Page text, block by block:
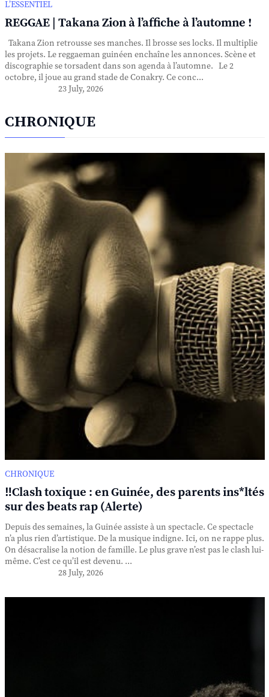
L’ESSENTIEL
REGGAE | Takana Zion à l’affiche à l’automne !
Takana Zion retrousse ses manches. Il brosse ses locks. Il multiplie
les projets. Le reggaeman guinéen enchaîne les annonces. Scène et
discographie se torsadent dans son agenda à l’automne. Le 2
octobre, il joue au grand stade de Conakry. Ce conc...
23 July, 2026
CHRONIQUE
CHRONIQUE
‼️Clash toxique : en Guinée, des parents ins*ltés
sur des beats rap (Alerte)
Depuis des semaines, la Guinée assiste à un spectacle. Ce spectacle
n’a plus rien d’artistique. De la musique indigne. Ici, on ne rappe plus.
On désacralise la notion de famille. Le plus grave n’est pas le clash lui-
même. C’est ce qu’il est devenu. ...
28 July, 2026